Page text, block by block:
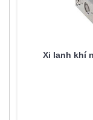
Xi lanh khí